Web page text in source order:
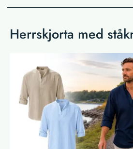
Herrskjorta med